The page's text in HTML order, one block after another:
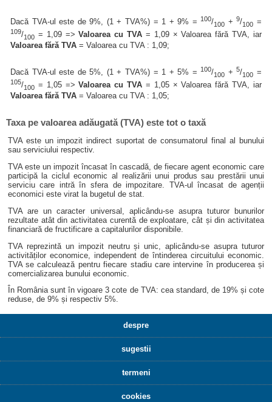
Dacă TVA-ul este de 9%, (1 + TVA%) = 1 + 9% =100/100 +9/100 =
109/100 = 1,09 =>Valoarea cu TVA = 1,09 × Valoarea fără TVA, iar
Valoarea fără TVA = Valoarea cu TVA : 1,09;
Dacă TVA-ul este de 5%, (1 + TVA%) = 1 + 5% =100/100 +5/100 =
105/100 = 1,05 =>Valoarea cu TVA = 1,05 × Valoarea fără TVA, iar
Valoarea fără TVA = Valoarea cu TVA : 1,05;
Taxa pe valoarea adăugată (TVA) este tot o taxă
TVA este un impozit indirect suportat de consumatorul final al bunului
sau serviciului respectiv.
TVA este un impozit încasat în cascadă, de fiecare agent economic care
participă la ciclul economic al realizării unui produs sau prestării unui
serviciu care intră în sfera de impozitare. TVA-ul încasat de agenții
economici este virat la bugetul de stat.
TVA are un caracter universal, aplicându-se asupra tuturor bunurilor
rezultate atât din activitatea curentă de exploatare, cât și din activitatea
financiară de fructificare a capitalurilor disponibile.
TVA reprezintă un impozit neutru și unic, aplicându-se asupra tuturor
activităților economice, independent de întinderea circuitului economic.
TVA se calculează pentru fiecare stadiu care intervine în producerea și
comercializarea bunului economic.
În România sunt în vigoare 3 cote de TVA: cea standard, de 19% și cote
reduse, de 9% și respectiv 5%.
despre
sugestii
termeni
cookies